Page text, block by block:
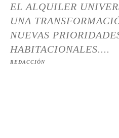
EL ALQUILER
UNA
NUEVAS
HABITACIONALES....
REDACCIÓN